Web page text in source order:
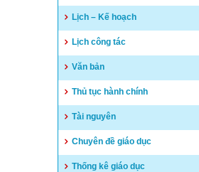
phóng Đức Lập dự
ra vào lúc 20h ngày
Quảng trường Đắk
(05/03/2025)
học cơ sở cấp tỉnh,
2024 – 2025 tại Hội
Đắk Song.
Sinh hoạt dưới cờ
vị trường học thuộc
Lịch – Kế hoạch
Lịch công tác
Văn bản
Thủ tục hành chính
Tài nguyên
Chuyên đề giáo dục
Thống kê giáo dục